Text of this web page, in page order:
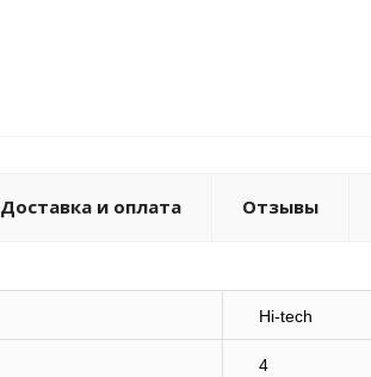
Доставка и оплата Отзывы
Hi-tech
4